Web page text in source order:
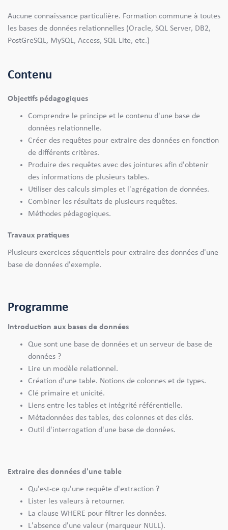
Aucune connaissance particulière. Formation commune à toutes
les bases de données relationnelles (Oracle, SQL Server, DB2,
PostGreSQL, MySQL, Access, SQL Lite, etc.)
Contenu
Objectifs pédagogiques
Comprendre le principe et le contenu d'une base de
données relationnelle.
Créer des requêtes pour extraire des données en fonction
de différents critères.
Produire des requêtes avec des jointures afin d'obtenir
des informations de plusieurs tables.
Utiliser des calculs simples et l'agrégation de données.
Combiner les résultats de plusieurs requêtes.
Méthodes pédagogiques.
Travaux pratiques
Plusieurs exercices séquentiels pour extraire des données d'une
base de données d'exemple.
Programme
Introduction aux bases de données
Que sont une base de données et un serveur de base de
données ?
Lire un modèle relationnel.
Création d'une table. Notions de colonnes et de types.
Clé primaire et unicité.
Liens entre les tables et intégrité référentielle.
Métadonnées des tables, des colonnes et des clés.
Outil d'interrogation d'une base de données.
Extraire des données d'une table
Qu'est-ce qu'une requête d'extraction ?
Lister les valeurs à retourner.
La clause WHERE pour filtrer les données.
L'absence d'une valeur (marqueur NULL).